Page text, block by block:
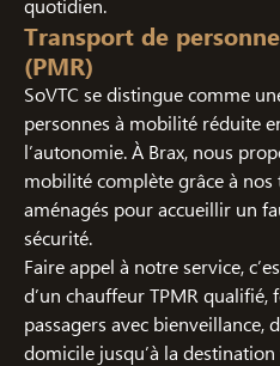
quotidien.
Transport de
(PMR)
SoVTC se distingue comme
personnes à mobilité réduite
l’autonomie. À Brax, nous
mobilité complète grâce à
aménagés pour accueillir un
sécurité.
Faire appel à notre service,
d’un chauffeur TPMR
passagers avec bienveillance,
domicile jusqu’à la